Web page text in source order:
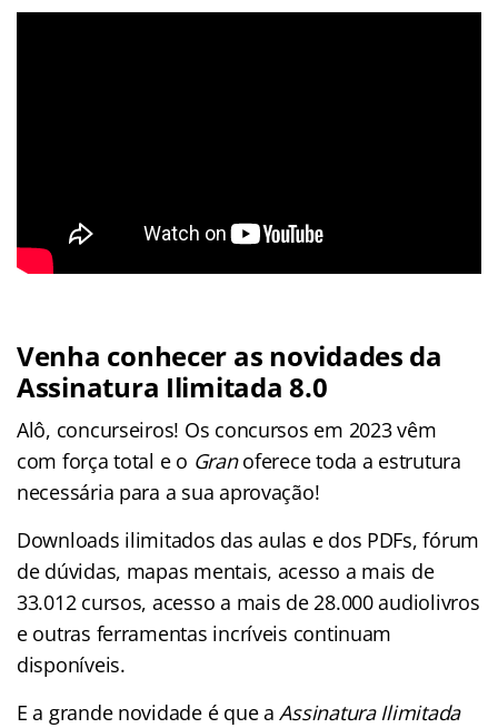
Venha conhecer as novidades da
Assinatura Ilimitada 8.0
Alô, concurseiros! Os concursos em 2023 vêm
com força total e o Granoferece toda a estrutura
necessária para a sua aprovação!
Downloads ilimitados das aulas e dos PDFs, fórum
de dúvidas, mapas mentais, acesso a mais de
33.012 cursos, acesso a mais de 28.000 audiolivros
e outras ferramentas incríveis continuam
disponíveis.
E a grande novidade é que aAssinatura Ilimitada